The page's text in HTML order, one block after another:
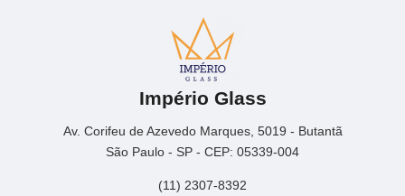
Império Glass
Av. Corifeu de Azevedo Marques, 5019 - Butantã
São Paulo - SP - CEP: 05339-004
(11) 2307-8392